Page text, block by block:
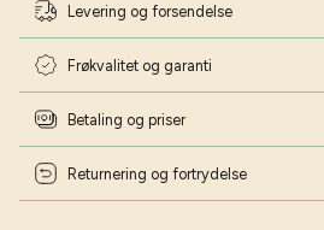
Levering og forsendelse
Frøkvalitet og garanti
Betaling og priser
Returnering og fortrydelse